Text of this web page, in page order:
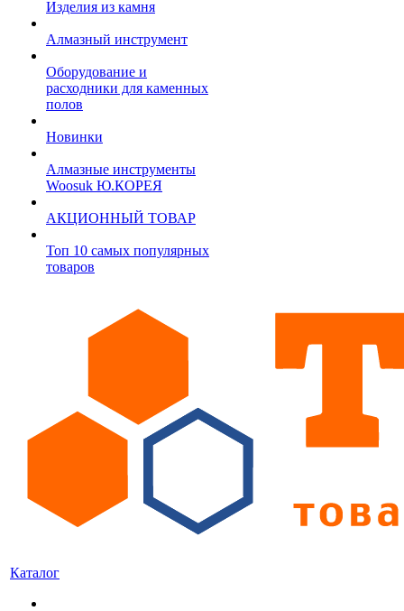
Изделия из камня
Алмазный инструмент
Оборудование и
расходники для каменных
полов
Новинки
Алмазные инструменты
Woosuk Ю.КОРЕЯ
АКЦИОННЫЙ ТОВАР
Топ 10 самых популярных
товаров
Каталог